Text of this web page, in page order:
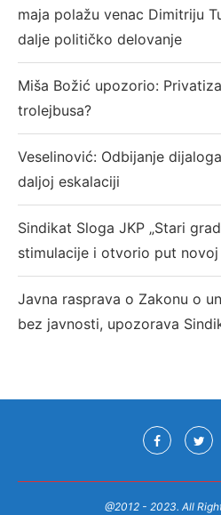
maja polažu venac Dimitriju
dalje političko delovanje
Miša Božić upozorio:
trolejbusa?
Veselinović: Odbijanje
daljoj eskalaciji
Sindikat Sloga JKP „Stari
stimulacije i otvorio put
Javna rasprava o Zakonu o
bez javnosti, upozorava
@2012 - 2023. All